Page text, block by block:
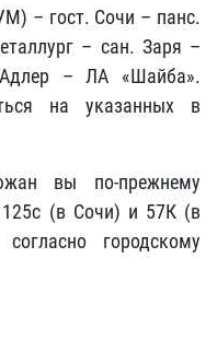
– гост. Сочи – панс.
– сан. Заря –
– ЛА «Шайба».
на указанных в
вы по-прежнему
125с (в Сочи) и 57К (в
городскому